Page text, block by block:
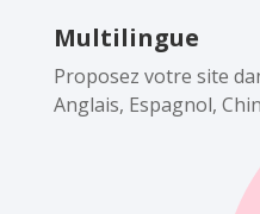
Multilingue
Proposez votre site
Anglais, Espagnol,